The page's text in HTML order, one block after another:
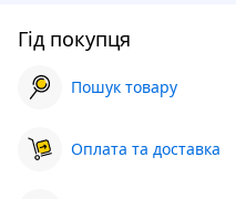
Гід покупця
Пошук товару
Оплата та доставка